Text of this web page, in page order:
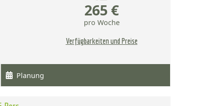
265 €
pro Woche
Verfügbarkeiten und Preise
Planung